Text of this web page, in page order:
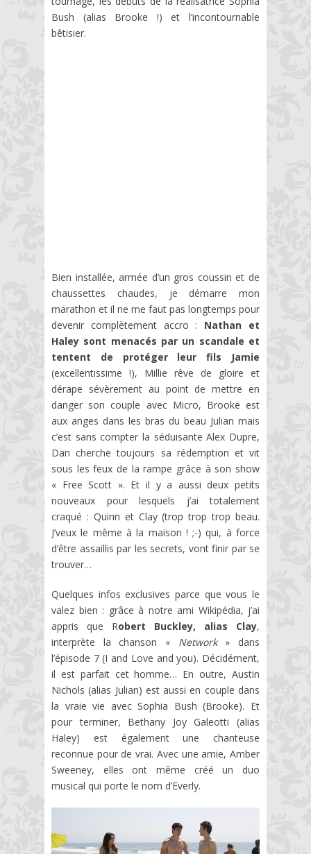
Bush (alias Brooke !) et l’incontournable
bêtisier.
Bien installée, armée d’un gros coussin et de
chaussettes chaudes, je démarre mon
marathon et il ne me faut pas longtemps pour
devenir complètement accro : Nathan et
Haley sont menacés par un scandale et
tentent de protéger leur fils Jamie
(excellentissime !), Millie rêve de gloire et
dérape sévèrement au point de mettre en
danger son couple avec Micro, Brooke est
aux anges dans les bras du beau Julian mais
c’est sans compter la séduisante Alex Dupre,
Dan cherche toujours sa rédemption et vit
sous les feux de la rampe grâce à son show
« Free Scott ». Et il y a aussi deux petits
nouveaux pour lesquels j’ai totalement
craqué : Quinn et Clay (trop trop trop beau.
J’veux le même à la maison ! ;-) qui, à force
d’être assaillis par les secrets, vont finir par se
trouver…
Quelques infos exclusives parce que vous le
valez bien : grâce à notre ami Wikipédia, j’ai
appris que Robert Buckley, alias Clay,
interprète la chanson « Network» dans
l’épisode 7 (I and Love and you). Décidément,
il est parfait cet homme… En outre, Austin
Nichols (alias Julian) est aussi en couple dans
la vraie vie avec Sophia Bush (Brooke). Et
pour terminer, Bethany Joy Galeotti (alias
Haley) est également une chanteuse
reconnue pour de vrai. Avec une amie, Amber
Sweeney, elles ont même créé un duo
musical qui porte le nom d’Everly.